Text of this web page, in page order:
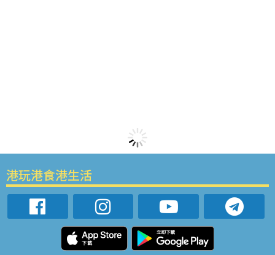
港玩港食港生活